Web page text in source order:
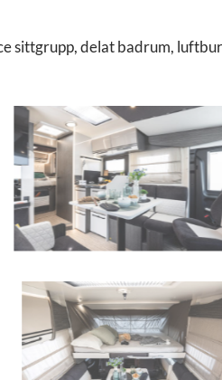
sittgrupp, delat badrum,